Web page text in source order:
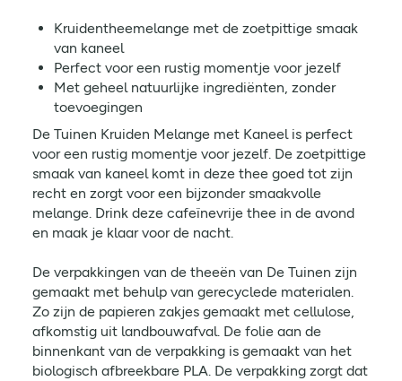
Kruidentheemelange met de zoetpittige smaak
van kaneel
Perfect voor een rustig momentje voor jezelf
Met geheel natuurlijke ingrediënten, zonder
toevoegingen
De Tuinen Kruiden Melange met Kaneel is perfect
voor een rustig momentje voor jezelf. De zoetpittige
smaak van kaneel komt in deze thee goed tot zijn
recht en zorgt voor een bijzonder smaakvolle
melange. Drink deze cafeïnevrije thee in de avond
en maak je klaar voor de nacht.
De verpakkingen van de theeën van De Tuinen zijn
gemaakt met behulp van gerecyclede materialen.
Zo zijn de papieren zakjes gemaakt met cellulose,
afkomstig uit landbouwafval. De folie aan de
binnenkant van de verpakking is gemaakt van het
biologisch afbreekbare PLA. De verpakking zorgt dat